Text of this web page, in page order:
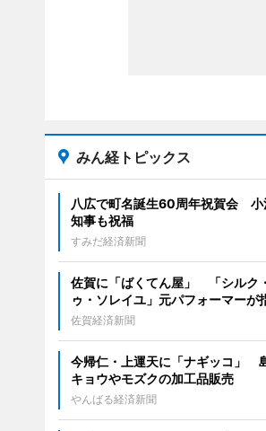
みん経トピックス
八広で町名誕生60周年祝賀会 小
知事も祝福
すみだ経済新聞
佐賀に「ばくてん屋」 「シルク
ゥ・ソレイユ」元パフォーマーが
佐賀経済新聞
今帰仁・上運天に「ナギッコ」
キョウやモズクの加工品販売
やんばる経済新聞